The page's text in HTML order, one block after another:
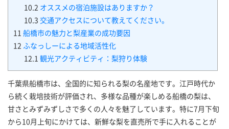
10.2 オススメの宿泊施設はありますか？
10.3 交通アクセスについて教えてください。
11 船橋市の魅力と梨産業の成功要因
12 ふなっしーによる地域活性化
12.1 観光アクティビティ：梨狩り体験
千葉県船橋市は、全国的に知られる梨の名産地です。江戸時代か
ら続く栽培技術が評価され、多様な品種が楽しめる船橋の梨は、
甘さとみずみずしさで多くの人々を魅了しています。特に7月下旬
から10月上旬にかけては、新鮮な梨を直売所で手に入れることが